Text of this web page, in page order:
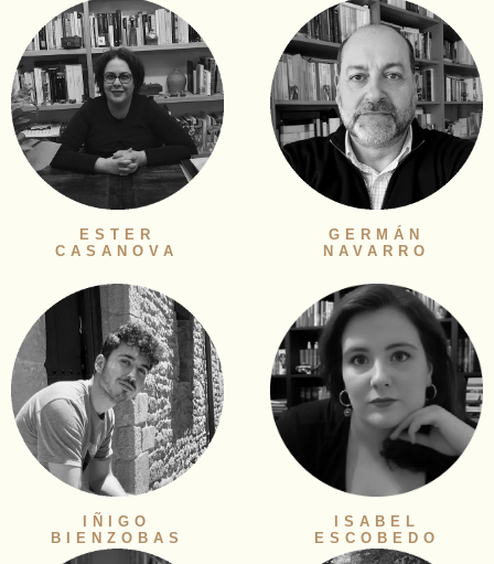
ESTER
CASANOVA
GERMÁN
NAVARRO
IÑIGO
BIENZOBAS
ISABEL
ESCOBEDO